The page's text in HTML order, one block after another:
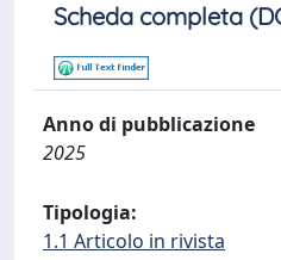
Scheda completa
Anno di pubblicazione
2025
Tipologia:
1.1 Articolo in rivista